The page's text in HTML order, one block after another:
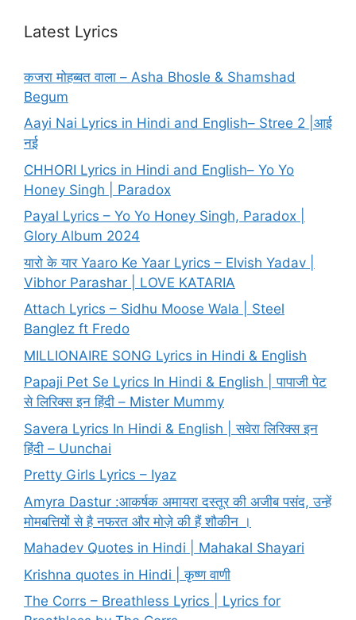
Latest Lyrics
कजरा मोहब्बत वाला – Asha Bhosle & Shamshad
Begum
Aayi Nai Lyrics in Hindi and English– Stree 2 |आई
नई
CHHORI Lyrics in Hindi and English– Yo Yo
Honey Singh | Paradox
Payal Lyrics – Yo Yo Honey Singh, Paradox |
Glory Album 2024
यारो के यार Yaaro Ke Yaar Lyrics – Elvish Yadav |
Vibhor Parashar | LOVE KATARIA
Attach Lyrics – Sidhu Moose Wala | Steel
Banglez ft Fredo
MILLIONAIRE SONG Lyrics in Hindi & English
Papaji Pet Se Lyrics In Hindi & English | पापाजी पेट
से लिरिक्स इन हिंदी – Mister Mummy
Savera Lyrics In Hindi & English | सवेरा लिरिक्स इन
हिंदी – Uunchai
Pretty Girls Lyrics – Iyaz
Amyra Dastur :आकर्षक अमायरा दस्तूर की अजीब पसंद, उन्हें
मोमबत्तियों से है नफरत और मोज़े की हैं शौकीन ।
Mahadev Quotes in Hindi | Mahakal Shayari
Krishna quotes in Hindi | कृष्ण वाणी
The Corrs – Breathless Lyrics | Lyrics for